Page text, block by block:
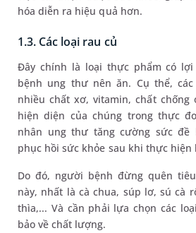
hóa diễn ra hiệu quả hơn.
1.3. Các loại rau củ
Đây chính là loại thực phẩm có
bệnh ung thư nên ăn. Cụ thể,
nhiều chất xơ, vitamin, chất chống
hiện diện của chúng trong thực
nhân ung thư tăng cường sức đề
phục hồi sức khỏe sau khi thực hiện
Do đó, người bệnh đừng quên
này, nhất là cà chua, súp lơ, sú cà
thìa,... Và cần phải lựa chọn các
bảo về chất lượng.